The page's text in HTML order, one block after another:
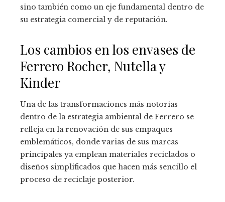
sino también como un eje fundamental dentro de
su estrategia comercial y de reputación.
Los cambios en los envases de
Ferrero Rocher, Nutella y
Kinder
Una de las transformaciones más notorias
dentro de la estrategia ambiental de Ferrero se
refleja en la renovación de sus empaques
emblemáticos, donde varias de sus marcas
principales ya emplean materiales reciclados o
diseños simplificados que hacen más sencillo el
proceso de reciclaje posterior.